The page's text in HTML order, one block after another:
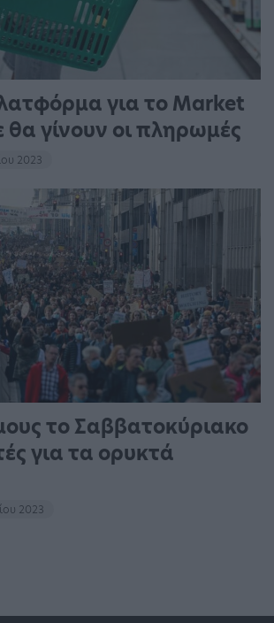
για το Market
θα γίνουν οι πληρωμές
2023
το Σαββατοκύριακο
για τα ορυκτά
2023